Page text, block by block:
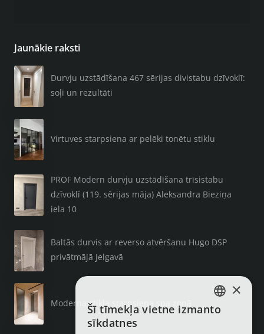
Jaunākie raksti
Durvju uzstādīšana 467 sērijas divistabu dzīvoklī:
soļi un rezultāti
Virtuves starpsiena ar pelēki tonētu stiklu
PROF Modern durvju uzstādīšana trīsistabu
dzīvoklī (119. sērijas māja) Aleksandra Bieziņa
iela 10
Baltās durvis ar reverso atvēršanu Hugo DSP
privātmājā Jelgavā
Moderna stikla starpsiena spa zonā
LATVIAN
×
Šī tīmekļa vietne izmanto
sīkdatnes